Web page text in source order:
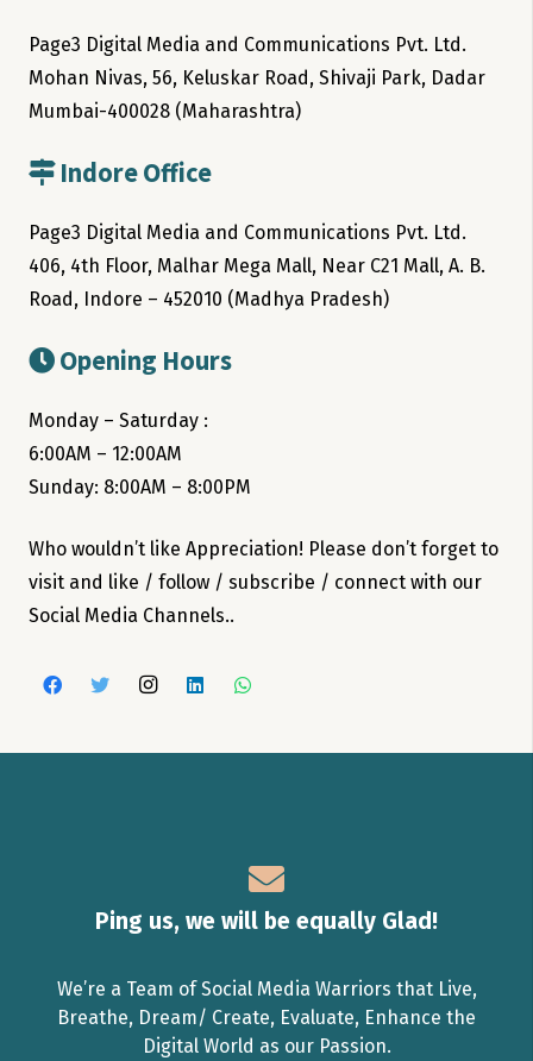
Page3 Digital Media and Communications Pvt. Ltd.
Mohan Nivas, 56, Keluskar Road, Shivaji Park, Dadar
Mumbai-400028 (Maharashtra)
Indore Office
Page3 Digital Media and Communications Pvt. Ltd.
406, 4th Floor, Malhar Mega Mall, Near C21 Mall, A. B.
Road, Indore – 452010 (Madhya Pradesh)
Opening Hours
Monday – Saturday :
6:00AM – 12:00AM
Sunday: 8:00AM – 8:00PM
Who wouldn’t like Appreciation! Please don’t forget to
visit and like / follow / subscribe / connect with our
Social Media Channels..
Ping us, we will be equally Glad!
We’re a Team of Social Media Warriors that Live,
Breathe, Dream/ Create, Evaluate, Enhance the
Digital World as our Passion.